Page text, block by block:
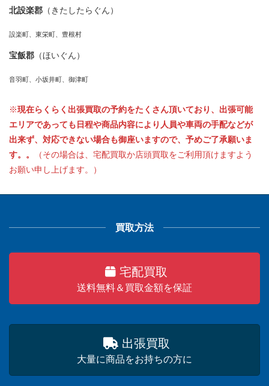
北設楽郡 （きたしたらぐん）
設楽町、東栄町、豊根村
宝飯郡 （ほいぐん）
音羽町、小坂井町、御津町
※現在らくらく出張買取の予約をたくさん頂いており、出張可能
エリアであっても日程や商品内容により人員や車両の手配などが
出来ず、対応できない場合も御座いますので、予めご了承願いま
す。。
（その場合は、宅配買取か店頭買取をご利用頂けますよう
お願い申し上げます。）
買取方法
宅配買取
送料無料＆買取金額を保証
出張買取
大量に商品をお持ちの方に